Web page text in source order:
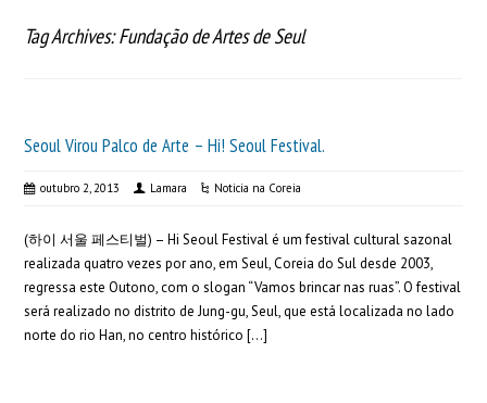
Tag Archives: Fundação de Artes de Seul
Seoul Virou Palco de Arte – Hi! Seoul Festival.
outubro 2, 2013 Lamara Noticia na Coreia
(하이 서울 페스티벌) – Hi Seoul Festival é um festival cultural sazonal
realizada quatro vezes por ano, em Seul, Coreia do Sul desde 2003,
regressa este Outono, com o slogan “Vamos brincar nas ruas”. O festival
será realizado no distrito de Jung-gu, Seul, que está localizada no lado
norte do rio Han, no centro histórico […]